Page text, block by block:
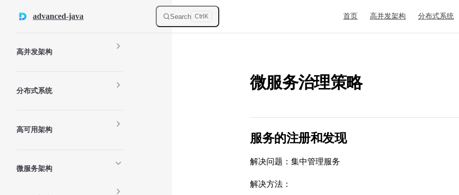
Skip to content
advanced-java Search Ctrl K 首页 高并发架构 分布式系统
高并发架构
分布式系统
高可用架构
微服务架构
微服务治理策略
服务的注册和发现
解决问题：集中管理服务
解决方法：